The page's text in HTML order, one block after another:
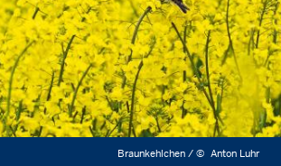
Braunkehlchen /© Anton Luhr